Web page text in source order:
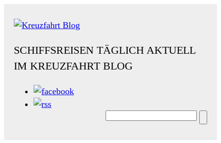
SCHIFFSREISEN TÄGLICH AKTUELL
IM KREUZFAHRT BLOG